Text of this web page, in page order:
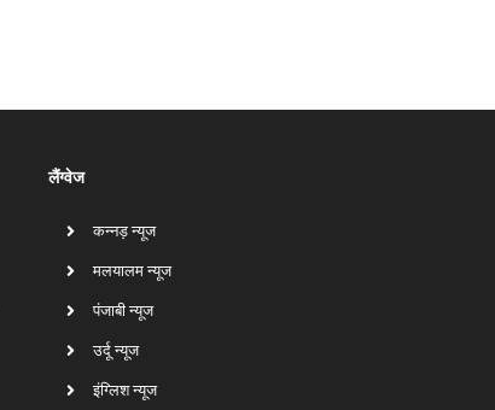
लैंग्वेज
कन्नड़ न्यूज
मलयालम न्यूज
पंजाबी न्यूज
उर्दू न्यूज
इंग्लिश न्यूज